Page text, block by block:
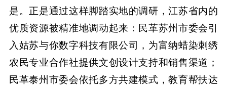
是。正是通过这样脚踏实地的调研，江苏省内的
优质资源被精准地调动起来：民革苏州市委会引
入姑苏与你数字科技有限公司，为富纳蜡染刺绣
农民专业合作社提供文创设计支持和销售渠道；
民革泰州市委会依托多方共建模式，教育帮扶达